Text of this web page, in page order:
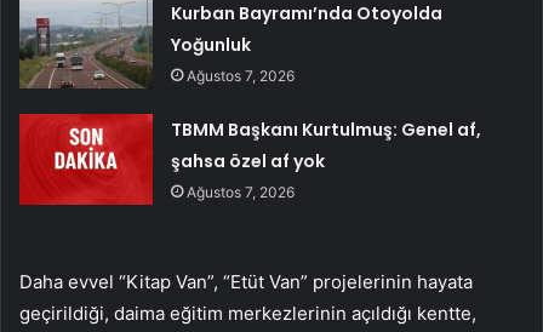
Kurban Bayramı’nda Otoyolda
Yoğunluk
Ağustos 7, 2026
TBMM Başkanı Kurtulmuş: Genel af,
şahsa özel af yok
Ağustos 7, 2026
Daha evvel “Kitap Van”, “Etüt Van” projelerinin hayata
geçirildiği, daima eğitim merkezlerinin açıldığı kentte,